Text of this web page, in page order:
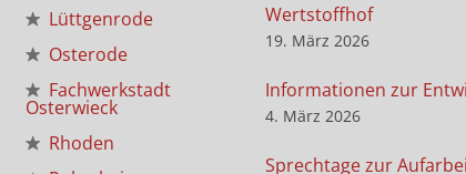
Lüttgenrode
Osterode
Fachwerkstadt
Osterwieck
Rhoden
Wertstoffhof
19. März 2026
Informationen zur
4. März 2026
Sprechtage zur